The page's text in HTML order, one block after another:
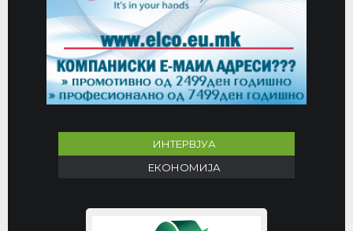
ИНТЕРВЈУА
ЕКОНОМИЈА